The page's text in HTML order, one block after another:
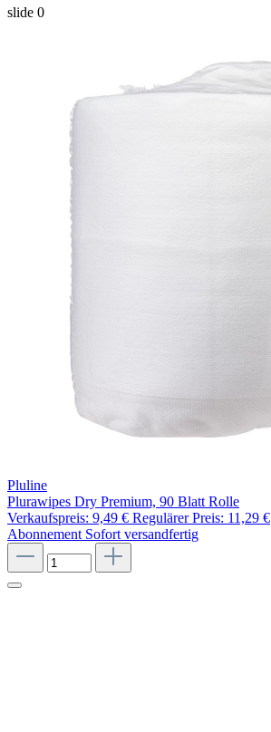
slide 0
Pluline
Plurawipes Dry Premium, 90 Blatt Rolle
Verkaufspreis: 9,49 € Regulärer Preis: 11,29 €
Abonnement Sofort versandfertig